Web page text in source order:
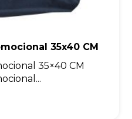
35x40 CM
35×40 CM